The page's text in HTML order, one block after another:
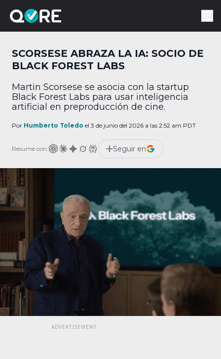
SCORSESE ABRAZA LA IA: SOCIO DE
BLACK FOREST LABS
Martin Scorsese se asocia con la startup
Black Forest Labs para usar inteligencia
artificial en preproducción de cine.
Por Humberto Toledo el 3 de junio del 2026 a las 2:52 am PDT
Resume con: Seguir en